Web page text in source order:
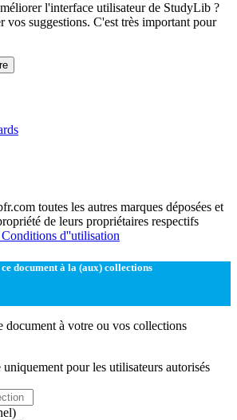
l'interface utilisateur de StudyLib ?
vos suggestions. C'est très important pour
toutes les autres marques déposées et
de leurs propriétaires respectifs
Conditions d''utilisation
document à la (aux) collections
document à votre ou vos collections
pour les utilisateurs autorisés